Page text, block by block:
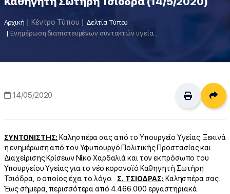
Αρχική Κέντρο Τύπου
Δελτία Τύπου
14/05/2020
ΣΥΝΤΟΝΙΣΤΗΣ: Καλησπέρα σας από το Υπουργείο Υγείας. Ξεκινά
η ενημέρωση από τον Υφυπουργό Πολιτικής Προστασίας και
Διαχείρισης Κρίσεων Νίκο Χαρδαλιά και τον εκπρόσωπο του
Υπουργείου Υγείας για το νέο κορονοϊό Καθηγητή Σωτήρη
Τσιόδρα, ο οποίος έχει το λόγο. Σ. ΤΣΙΟΔΡΑΣ: Καλησπέρα σας.
Έως σήμερα, περισσότερα από 4.466.000 εργαστηριακά